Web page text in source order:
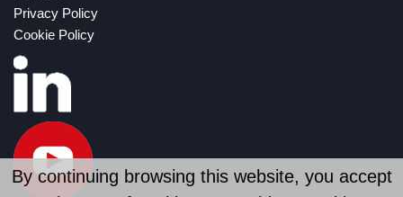
Privacy Policy
Cookie Policy
By continuing browsing this website, you accept